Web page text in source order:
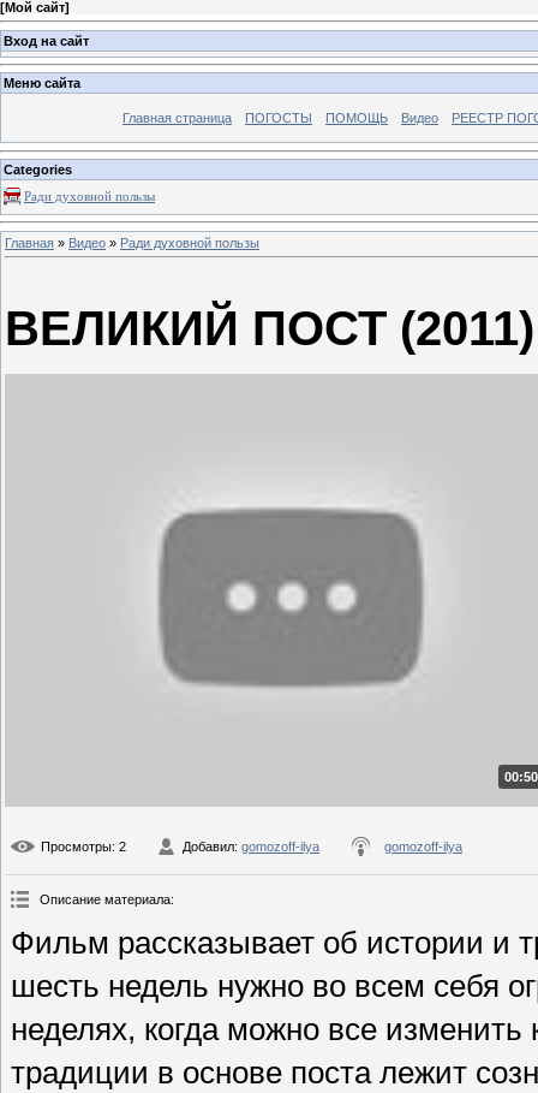
[Мой сайт]
Вход на сайт
Меню сайта
Главная страница ПОГОСТЫ ПОМОЩЬ Видео РЕЕСТР
Categories
Ради духовной пользы
Главная » Видео » Ради духовной пользы
ВЕЛИКИЙ ПОСТ (2011)
Просмотры: 2 Добавил: gomozoff-ilya gomozoff-ilya
Описание материала:
Фильм рассказывает об истории и
шесть недель нужно во всем себя
неделях, когда можно все
традиции в основе поста лежит